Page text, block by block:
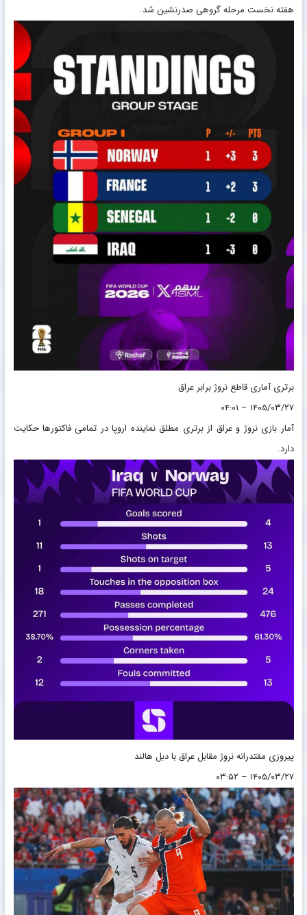
هفته نخست مرحله گروهی صدرنشین شد.
برتری آماری قاطع نروژ برابر عراق
۱۴۰۵/۰۳/۲۷ – ۰۴:۰۱
آمار بازی نروژ و عراق از برتری مطلق نماینده اروپا در تمامی فاکتورها حکایت
دارد.
پیروزی مقتدرانه نروژ مقابل عراق با دبل هالند
۱۴۰۵/۰۳/۲۷ – ۰۳:۵۲